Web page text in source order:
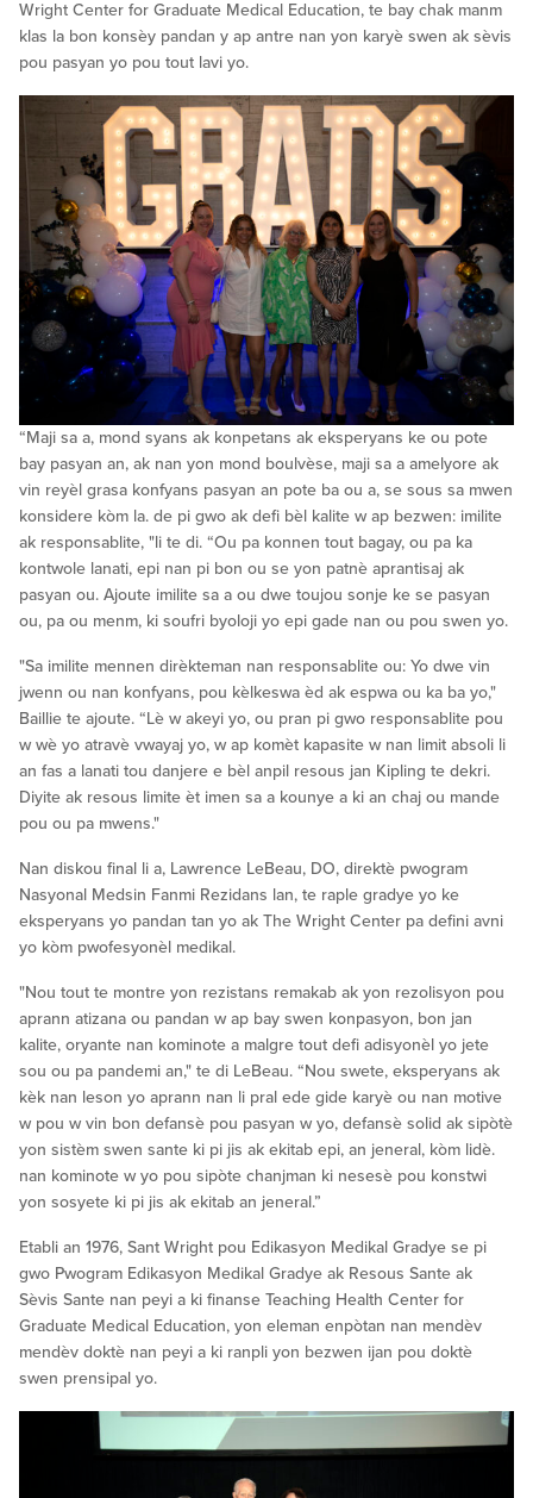
Wright Center for Graduate Medical Education, te bay chak manm
klas la bon konsèy pandan y ap antre nan yon karyè swen ak sèvis
pou pasyan yo pou tout lavi yo.
“Maji sa a, mond syans ak konpetans ak eksperyans ke ou pote
bay pasyan an, ak nan yon mond boulvèse, maji sa a amelyore ak
vin reyèl grasa konfyans pasyan an pote ba ou a, se sous sa mwen
konsidere kòm la. de pi gwo ak defi bèl kalite w ap bezwen: imilite
ak responsablite, "li te di. “Ou pa konnen tout bagay, ou pa ka
kontwole lanati, epi nan pi bon ou se yon patnè aprantisaj ak
pasyan ou. Ajoute imilite sa a ou dwe toujou sonje ke se pasyan
ou, pa ou menm, ki soufri byoloji yo epi gade nan ou pou swen yo.
"Sa imilite mennen dirèkteman nan responsablite ou: Yo dwe vin
jwenn ou nan konfyans, pou kèlkeswa èd ak espwa ou ka ba yo,"
Baillie te ajoute. “Lè w akeyi yo, ou pran pi gwo responsablite pou
w wè yo atravè vwayaj yo, w ap komèt kapasite w nan limit absoli li
an fas a lanati tou danjere e bèl anpil resous jan Kipling te dekri.
Diyite ak resous limite èt imen sa a kounye a ki an chaj ou mande
pou ou pa mwens."
Nan diskou final li a, Lawrence LeBeau, DO, direktè pwogram
Nasyonal Medsin Fanmi Rezidans lan, te raple gradye yo ke
eksperyans yo pandan tan yo ak The Wright Center pa defini avni
yo kòm pwofesyonèl medikal.
"Nou tout te montre yon rezistans remakab ak yon rezolisyon pou
aprann atizana ou pandan w ap bay swen konpasyon, bon jan
kalite, oryante nan kominote a malgre tout defi adisyonèl yo jete
sou ou pa pandemi an," te di LeBeau. “Nou swete, eksperyans ak
kèk nan leson yo aprann nan li pral ede gide karyè ou nan motive
w pou w vin bon defansè pou pasyan w yo, defansè solid ak sipòtè
yon sistèm swen sante ki pi jis ak ekitab epi, an jeneral, kòm lidè.
nan kominote w yo pou sipòte chanjman ki nesesè pou konstwi
yon sosyete ki pi jis ak ekitab an jeneral.”
Etabli an 1976, Sant Wright pou Edikasyon Medikal Gradye se pi
gwo Pwogram Edikasyon Medikal Gradye ak Resous Sante ak
Sèvis Sante nan peyi a ki finanse Teaching Health Center for
Graduate Medical Education, yon eleman enpòtan nan mendèv
mendèv doktè nan peyi a ki ranpli yon bezwen ijan pou doktè
swen prensipal yo.